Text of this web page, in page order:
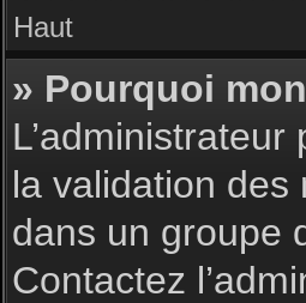
Haut
» Pourquoi
la validation des
dans un groupe
Contactez